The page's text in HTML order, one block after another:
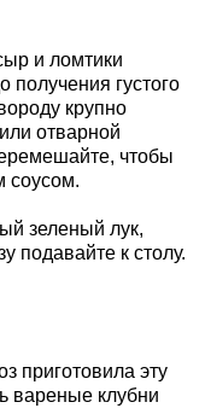
и ломтики
густого
крупно
отварной
чтобы
соусом.
зеленый лук,
подавайте к столу.
приготовила эту
вареные клубни